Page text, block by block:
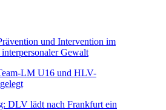
und Intervention im
Gewalt
LM U16 und HLV-
DLV lädt nach Frankfurt ein